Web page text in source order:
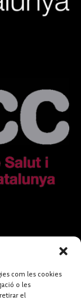
com les cookies
o les
el